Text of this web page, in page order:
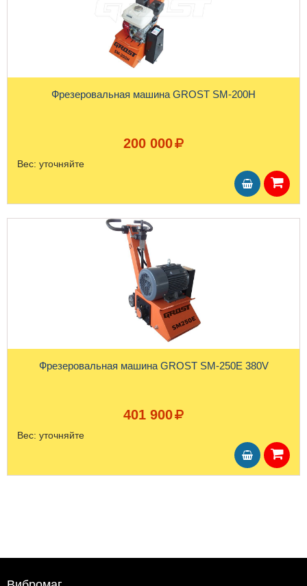
Фрезеровальная машина GROST SM-200Н
200 000
Вес: уточняйте
Фрезеровальная машина GROST SM-250E 380V
401 900
Вес: уточняйте